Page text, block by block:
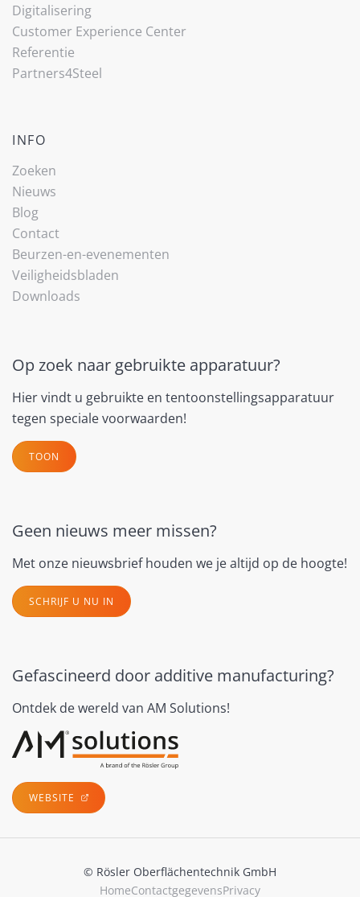
Digitalisering
Customer Experience Center
Referentie
Partners4Steel
INFO
Zoeken
Nieuws
Blog
Contact
Beurzen-en-evenementen
Veiligheidsbladen
Downloads
Op zoek naar gebruikte apparatuur?
Hier vindt u gebruikte en tentoonstellingsapparatuur
tegen speciale voorwaarden!
TOON
Geen nieuws meer missen?
Met onze nieuwsbrief houden we je altijd op de hoogte!
SCHRIJF U NU IN
Gefascineerd door additive manufacturing?
Ontdek de wereld van AM Solutions!
WEBSITE
© Rösler Oberflächentechnik GmbH
HomeContactgegevensPrivacy